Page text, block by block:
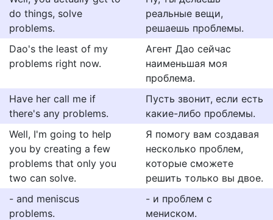
do things, solve
problems.
реальные вещи,
решаешь проблемы.
Dao's the least of my
problems right now.
Агент Дао сейчас
наименьшая моя
проблема.
Have her call me if
there's any problems.
Пусть звонит, если есть
какие-либо проблемы.
Well, I'm going to help
you by creating a few
problems that only you
two can solve.
Я помогу вам создавая
несколько проблем,
которые сможете
решить только вы двое.
- and meniscus
problems.
- и проблем с
мениском.